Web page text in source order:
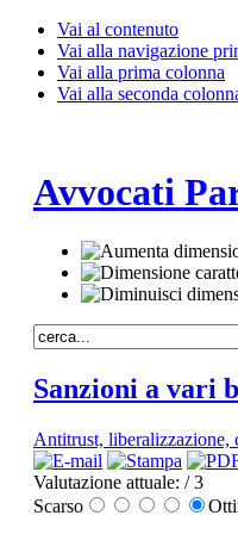
Vai al contenuto
Vai alla navigazione
Vai alla prima colonna
Vai alla seconda
Avvocati
Sanzioni a vari
Antitrust, liberalizzazione,
Valutazione attuale: / 3
Scarso